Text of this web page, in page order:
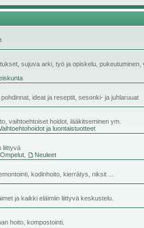
sujuva arki, työ ja opiskelu, pukeutuminen,
ideat ja reseptit, sesonki- ja juhlaruuat
vaihtoehtoiset hoidot, lääkitseminen ym.
ja luontaistuotteet
liittyvä
Ompelut Neuleet
kodinhoito, kierrätys, niksit ...
ja kaikki eläimiin liittyvä keskustelu.
hoito, kompostointi.